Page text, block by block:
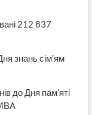
212 837
знань сім’ям
до Дня пам’яті